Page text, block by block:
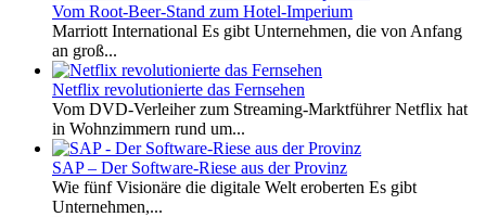
Vom Root-Beer-Stand zum Hotel-Imperium
Marriott International Es gibt Unternehmen, die von Anfang
an groß...
Netflix revolutionierte das Fernsehen
Vom DVD-Verleiher zum Streaming-Marktführer Netflix hat
in Wohnzimmern rund um...
SAP – Der Software-Riese aus der Provinz
Wie fünf Visionäre die digitale Welt eroberten Es gibt
Unternehmen,...